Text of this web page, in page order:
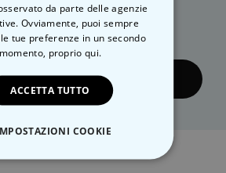
nostraNEWSLETTER:
... e inviare!
da parte delle agenzie
Ovviamente, puoi sempre
tue preferenze in un secondo
momento, proprio qui.
ACCETTA TUTTO
COOKIE
NECESSARIO